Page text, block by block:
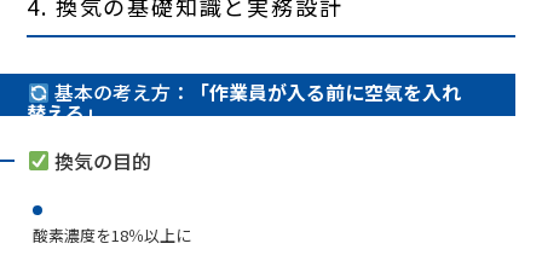
基本の考え方： 「作業員が入る前に空気を入れ
替える」
換気の目的
酸素濃度を18％以上に